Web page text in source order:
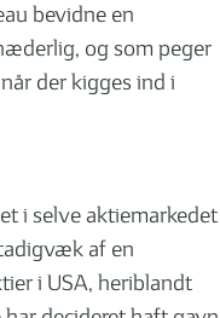
bevidne en
og som peger
der kigges ind i
i selve aktiemarkedet
af en
i USA, heriblandt